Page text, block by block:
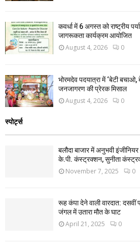
कवर्धा में 6 अगस्त को राष्ट्रीय
जागरूकता कार्यक्रम आयोजित
August 4, 2026 0
भोरमदेव पदयात्रा में ‘बेटी
जनजागरण की प्रेरक मिसाल
August 4, 2026 0
स्पोर्ट्स
बलौदा बाजार में अनुभवी
के.पी. कंस्ट्रक्शन, सुनीता
November 7, 2025 0
रूह कंपा देने वाली वारदात: दसवीं
जंगल में उतारा मौत के घाट
April 21, 2025 0